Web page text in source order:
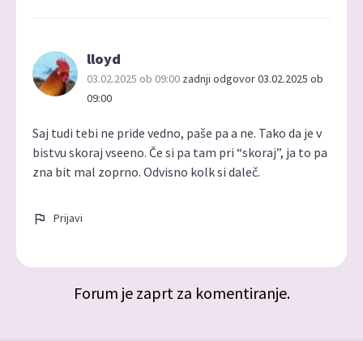
lloyd
03.02.2025 ob 09:00 zadnji odgovor 03.02.2025 ob
09:00
Saj tudi tebi ne pride vedno, paše pa a ne. Tako da je v
bistvu skoraj vseeno. Če si pa tam pri “skoraj”, ja to pa
zna bit mal zoprno. Odvisno kolk si daleč.
Prijavi
Forum je zaprt za komentiranje.